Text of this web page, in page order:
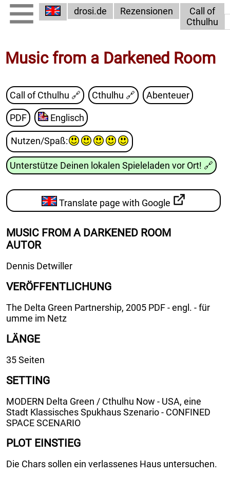
drosi.de Rezensionen
Call of
Cthulhu
Music from a Darkened Room
Call of Cthulhu 🔗 Cthulhu 🔗 Abenteuer
PDF Englisch
Nutzen/Spaß:
Unterstütze Deinen lokalen Spieleladen vor Ort! 🔗
Translate page with Google
MUSIC FROM A DARKENED ROOM
AUTOR
Dennis Detwiller
VERÖFFENTLICHUNG
The Delta Green Partnership, 2005 PDF - engl. - für
umme im Netz
LÄNGE
35 Seiten
SETTING
MODERN Delta Green / Cthulhu Now - USA, eine
Stadt Klassisches Spukhaus Szenario - CONFINED
SPACE SCENARIO
PLOT EINSTIEG
Die Chars sollen ein verlassenes Haus untersuchen.